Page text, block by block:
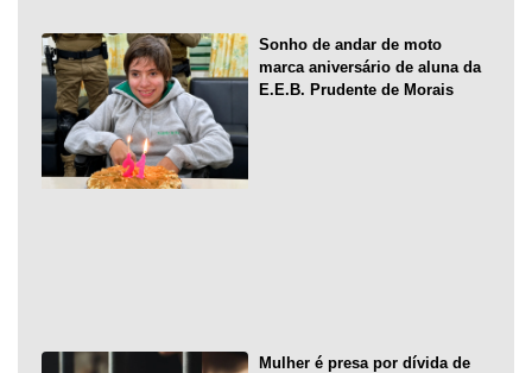
Sonho de andar de moto
marca aniversário de aluna da
E.E.B. Prudente de Morais
Mulher é presa por dívida de